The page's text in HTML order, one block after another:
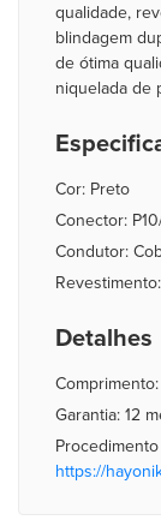
qualidade,
blindagem
de ótima
niquelada de
Cor: Preto
Conector:
Condutor:
Detalhes
Garantia: 12
https://